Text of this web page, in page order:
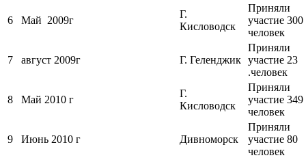
6 Май 2009г
Г.
Кисловодск
Приняли
участие 300
человек
7 август 2009г Г. Геленджик
Приняли
участие 23
.человек
8 Май 2010 г
Г.
Кисловодск
Приняли
участие 349
человек
9 Июнь 2010 г Дивноморск
Приняли
участие 80
человек